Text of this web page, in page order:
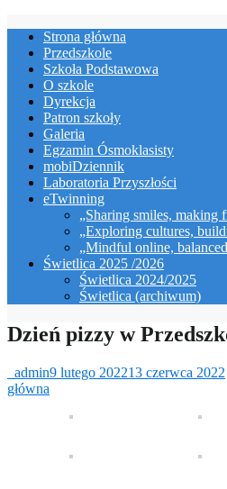
content
Strona główna
Przedszkole
Szkoła Podstawowa
O szkole
Dyrekcja
Patron szkoły
Galeria
Egzamin Ósmoklasisty
mobiDziennik
Laboratoria Przyszłości
eTwinning
„Sharing smiles, making
„Exploring cultures,
„Mindful online,
Świetlica 2025 /2026
Świetlica 2024/2025
Świetlica (archiwum)
Dzień pizzy w
_admin9 lutego 202213 czerwca 2022
główna